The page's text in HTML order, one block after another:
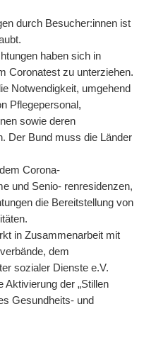
durch Besucher:innen ist
haben sich in
Coronatest zu unterziehen.
Notwendigkeit, umgehend
Pflegepersonal,
sowie deren
Der Bund muss die Länder
Corona-
und Senio- renresidenzen,
die Bereitstellung von
in Zusammenarbeit mit
dem
sozialer Dienste e.V.
Aktivierung der „Stillen
Gesundheits- und